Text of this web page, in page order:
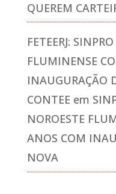
QUEREM
FETEERJ:
FLUMINENSE
INAUGURAÇÃO
CONTEE em
NOROESTE
ANOS COM
NOVA